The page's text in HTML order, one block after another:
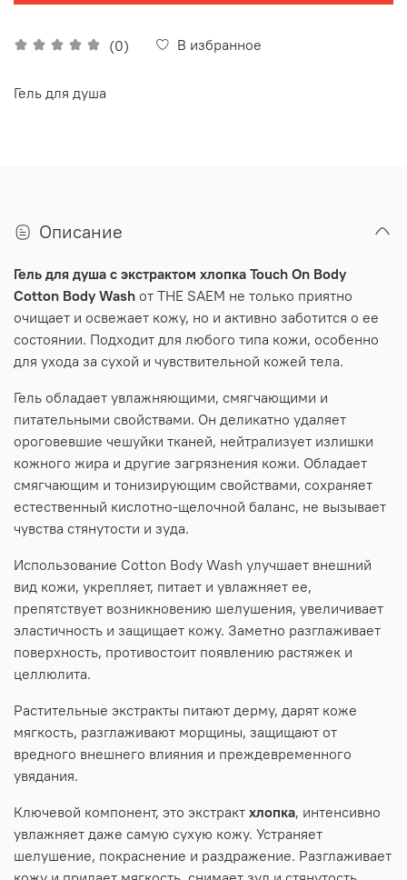
(0) В избранное
Гель для душа
Описание
Гель для душа с экстрактом хлопка Touch On Body
Cotton Body Wash от THE SAEM не только приятно
очищает и освежает кожу, но и активно заботится о ее
состоянии. Подходит для любого типа кожи, особенно
для ухода за сухой и чувствительной кожей тела.
Гель обладает увлажняющими, смягчающими и
питательными свойствами. Он деликатно удаляет
ороговевшие чешуйки тканей, нейтрализует излишки
кожного жира и другие загрязнения кожи. Обладает
смягчающим и тонизирующим свойствами, сохраняет
естественный кислотно-щелочной баланс, не вызывает
чувства стянутости и зуда.
Использование Cotton Body Wash улучшает внешний
вид кожи, укрепляет, питает и увлажняет ее,
препятствует возникновению шелушения, увеличивает
эластичность и защищает кожу. Заметно разглаживает
поверхность, противостоит появлению растяжек и
целлюлита.
Растительные экстракты питают дерму, дарят коже
мягкость, разглаживают морщины, защищают от
вредного внешнего влияния и преждевременного
увядания.
Ключевой компонент, это экстракт хлопка, интенсивно
увлажняет даже самую сухую кожу. Устраняет
шелушение, покраснение и раздражение. Разглаживает